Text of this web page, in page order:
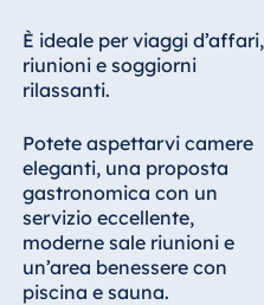
Hotel München
Hotel Stuttgart
Timmendorfer
Strand
TitiseeHotel
Titisee-Neustadt
Strandhotel
Travemünde
È ideale per viaggi d’affari,
riunioni e soggiorni
rilassanti.
Potete aspettarvi camere
eleganti, una proposta
gastronomica con un
servizio eccellente,
moderne sale riunioni e
un’area benessere con
piscina e sauna.